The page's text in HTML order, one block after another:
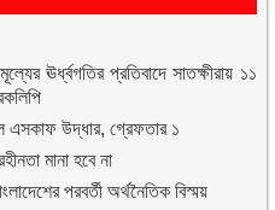
ঊর্ধ্বগতির প্রতিবাদে সাতক্ষীরায় ১১
এসকাফ উদ্ধার, গ্রেফতার ১
মানা হবে না
পরবর্তী অর্থনৈতিক বিস্ময়